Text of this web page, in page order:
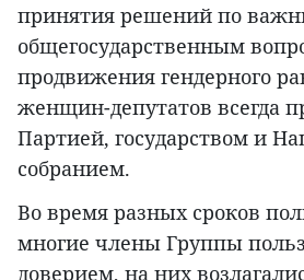
принятия решений по
общегосударственным
продвижения гендерного
женщин-депутатов всегда
Партией, государством и
собранием.
Во время разных сроков
многие члены Группы
доверием, на них